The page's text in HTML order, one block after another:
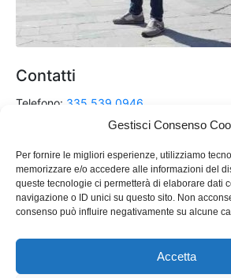
Gestisci Consenso
Per fornire le migliori esperienze, utilizziamo
memorizzare e/o accedere alle informazioni del
queste tecnologie ci permetterà di elaborare dati
navigazione o ID unici su questo sito. Non
consenso può influire negativamente su alcune
Accetta
Contatti
Telefono: 335 539 0946
renzo.dalessandro@hotmail.it
Scrivimi su Messenger
e Seguimi sui Social !